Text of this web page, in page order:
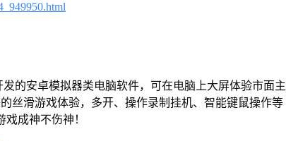
的安卓模拟器类电脑软件，可在电脑上大屏体验市面主
丝滑游戏体验，多开、操作录制挂机、智能键鼠操作等
成神不伤神！